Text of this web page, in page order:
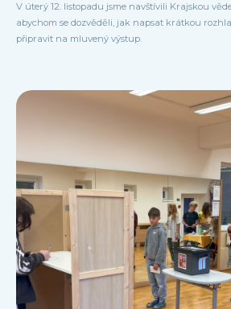
V úterý 12. listopadu jsme navštívili Krajskou
abychom se dozvěděli, jak napsat krátkou
připravit na mluvený výstup.